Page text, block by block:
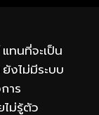
ทนที่จะเป็น
งไม่มีระบบ
าร
ไม่รู้ตัว